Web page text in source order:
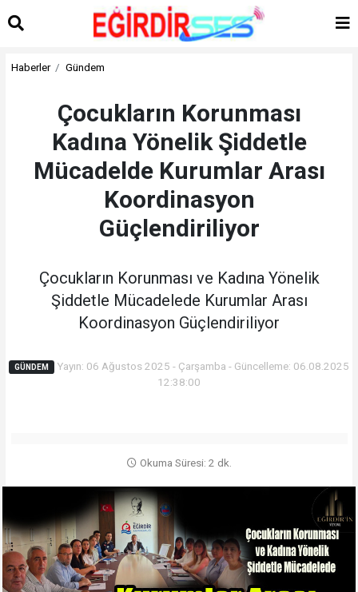
Haberler Gündem
Çocukların Korunması
Kadına Yönelik Şiddetle
Mücadelde Kurumlar Arası
Koordinasyon
Güçlendiriliyor
Çocukların Korunması ve Kadına Yönelik
Şiddetle Mücadelede Kurumlar Arası
Koordinasyon Güçlendiriliyor
GÜNDEM
Yayın: 06 Ağustos 2025 - Çarşamba - Güncelleme: 06.08.2025
12:38:00
Okuma Süresi: 2 dk.